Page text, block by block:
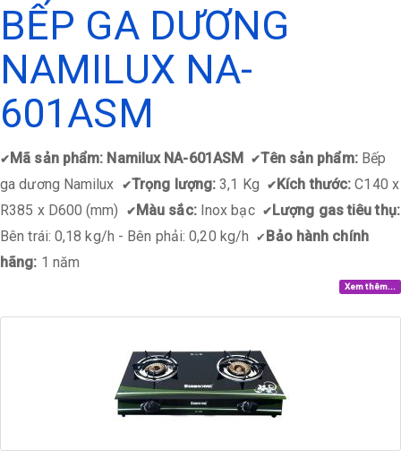
BẾP GA DƯƠNG
NAMILUX NA-
601ASM
✔Mã sản phẩm: Namilux NA-601ASM ✔Tên sản phẩm: Bếp
ga dương Namilux
✔Trọng lượng: 3,1 Kg ✔Kích thước: C140 x
R385 x D600 (mm)
✔Màu sắc:Inox bạc ✔Lượng gas tiêu thụ:
Bên trái: 0,18 kg/h - Bên phải: 0,20 kg/h
✔ Bảo hành chính
hãng: 1 năm
Xem thêm...